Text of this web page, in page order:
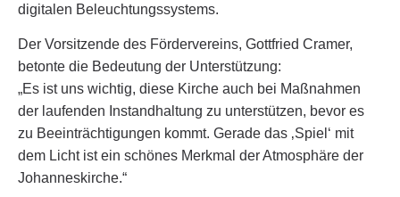
digitalen Beleuchtungssystems.
Der Vorsitzende des Fördervereins, Gottfried Cramer,
betonte die Bedeutung der Unterstützung:
„Es ist uns wichtig, diese Kirche auch bei Maßnahmen
der laufenden Instandhaltung zu unterstützen, bevor es
zu Beeinträchtigungen kommt. Gerade das ‚Spiel‘ mit
dem Licht ist ein schönes Merkmal der Atmosphäre der
Johanneskirche.“